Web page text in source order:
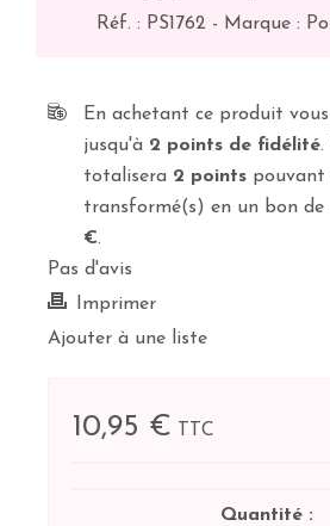
Réf. : PS1762- Marque :
En achetant ce produit
jusqu'à 2 points de fidélité.
totalisera 2 points pouvant
transformé(s) en un bon de
€.
Pas d'avis
Imprimer
Ajouter à une liste
10,95 € TTC
Quantité :